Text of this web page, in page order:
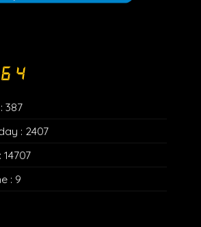
387
: 2407
: 9